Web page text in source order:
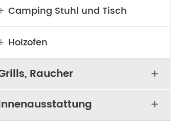
Camping Stuhl und Tisch
Holzofen
Raucher 
